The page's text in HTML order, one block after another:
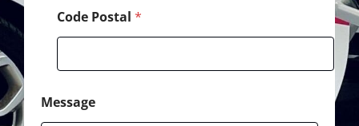
Code Postal *
Message